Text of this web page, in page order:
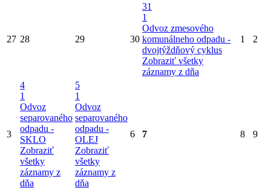
27 28 29 30
31
1
Odvoz zmesového
komunálneho odpadu -
dvojtýždňový cyklus
Zobraziť všetky
záznamy z dňa
1 2
3
4
1
Odvoz
separovaného
odpadu -
SKLO
Zobraziť
všetky
záznamy z
dňa
5
1
Odvoz
separovaného
odpadu -
OLEJ
Zobraziť
všetky
záznamy z
dňa
6 7 8 9